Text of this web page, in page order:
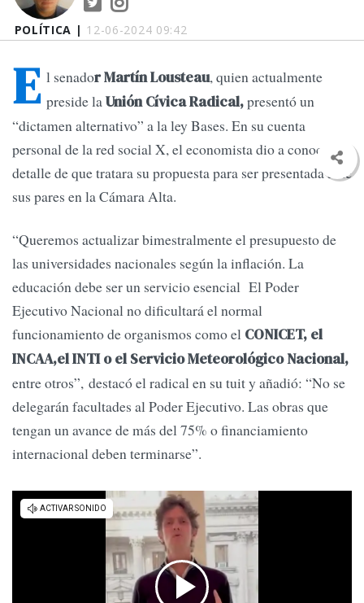
POLÍTICA | 12-06-2024 09:42
E l senador Martín Lousteau, quien actualmente
preside laUnión Cívica Radical,presentó un
“dictamen alternativo” a la ley Bases. En su cuenta
personal de la red social X, el economista dio a conocer en
detalle de que tratara su propuesta para ser presentada ante
sus pares en la Cámara Alta.
“Queremos actualizar bimestralmente el presupuesto de
las universidades nacionales según la inflación. La
educación debe ser un servicio esencial El Poder
Ejecutivo Nacional no dificultará el normal
funcionamiento de organismos como el CONICET, el
INCAA,el INTI o el Servicio Meteorológico Nacional,
entre otros”, destacó el radical en su tuit y añadió: “No se
delegarán facultades al Poder Ejecutivo. Las obras que
tengan un avance de más del 75% o financiamiento
internacional deben terminarse”.